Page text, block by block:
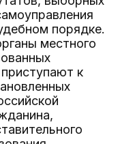
порядке.
местного
к